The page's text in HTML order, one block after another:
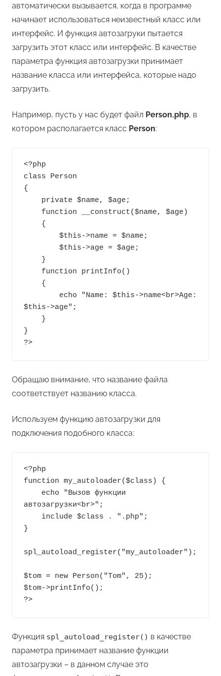
автоматически вызывается, когда в программе
начинает использоваться неизвестный класс или
интерфейс. И функция автозагруки пытается
загрузить этот класс или интерфейс. В качестве
параметра функция автозагрузки принимает
название класса или интерфейса, которые надо
загрузить.
Например, пусть у нас будет файл Person.php, в
котором располагается класс Person:
<?php
class Person
{
$this->age";
}
?>
Обращаю внимание, что название файла
соответствует названию класса.
Используем функцию автозагрузки для
подключения подобного класса:
<?php
function my_autoloader($class) {
автозагрузки<br>";
}
spl_autoload_register("my_autoloader");
$tom = new Person("Tom", 25);
$tom->printInfo();
?>
Функция spl_autoload_register() в качестве
параметра принимает название функции
автозагрузки – в данном случае это